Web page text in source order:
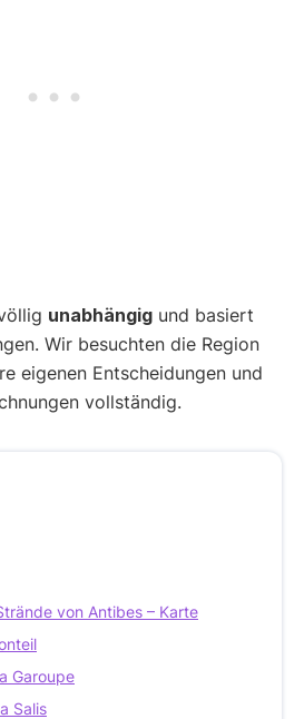
unabhängig und basiert
Wir besuchten die Region
eigenen Entscheidungen und
vollständig.
von Antibes – Karte
Garoupe
Salis